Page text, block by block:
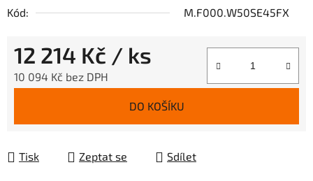
Kód:
M.F000.W50SE45FX
12 214 Kč / ks
10 094 Kč bez DPH
DO KOŠÍKU
Tisk Zeptat se Sdílet